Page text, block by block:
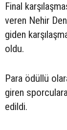
Final
veren Nehir
giden
oldu.
Para ödüllü
giren
edildi.